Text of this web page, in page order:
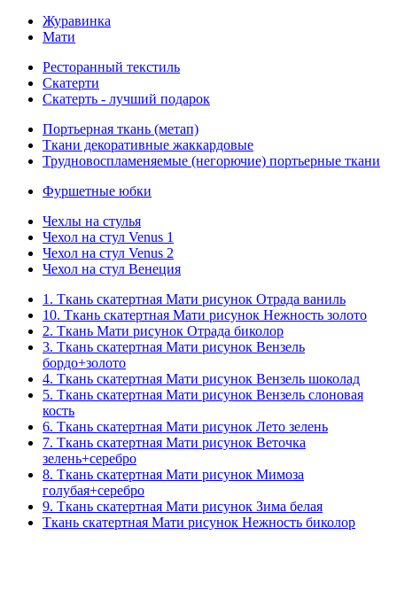
Журавинка
Мати
Ресторанный текстиль
Скатерти
Скатерть - лучший подарок
Портьерная ткань (метап)
Ткани декоративные жаккардовые
Трудновоспламеняемые (негорючие) портьерные ткани
Фуршетные юбки
Чехлы на стулья
Чехол на стул Venus 1
Чехол на стул Venus 2
Чехол на стул Венеция
1. Ткань скатертная Мати рисунок Отрада ваниль
10. Ткань скатертная Мати рисунок Нежность золото
2. Ткань Мати рисунок Отрада биколор
3. Ткань скатертная Мати рисунок Вензель
бордо+золото
4. Ткань скатертная Мати рисунок Вензель шоколад
5. Ткань скатертная Мати рисунок Вензель слоновая
кость
6. Ткань скатертная Мати рисунок Лето зелень
7. Ткань скатертная Мати рисунок Веточка
зелень+серебро
8. Ткань скатертная Мати рисунок Мимоза
голубая+серебро
9. Ткань скатертная Мати рисунок Зима белая
Ткань скатертная Мати рисунок Нежность биколор